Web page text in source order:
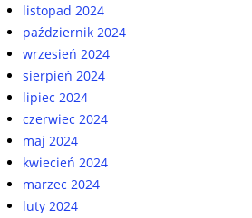
listopad 2024
październik 2024
wrzesień 2024
sierpień 2024
lipiec 2024
czerwiec 2024
maj 2024
kwiecień 2024
marzec 2024
luty 2024